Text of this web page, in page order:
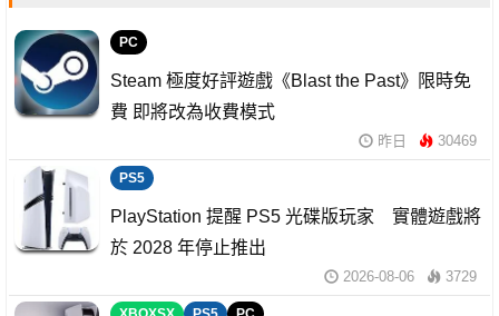
PC
Steam 極度好評遊戲《Blast the Past》限時免
費 即將改為收費模式
昨日 30469
PS5
PlayStation 提醒 PS5 光碟版玩家 實體遊戲將
於 2028 年停止推出
2026-08-06 3729